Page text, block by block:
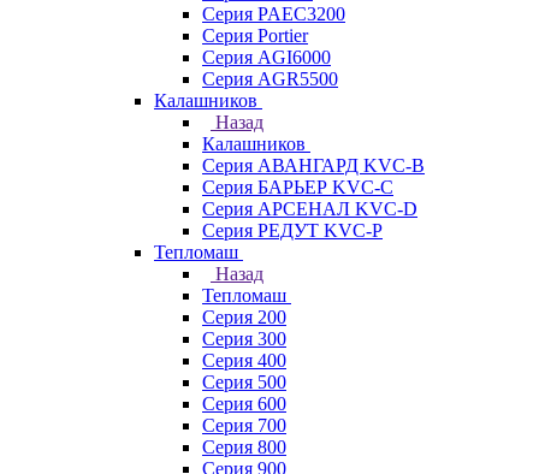
Серия PAEC3200
Серия Portier
Серия AGI6000
Серия AGR5500
Калашников
Назад
Калашников
Серия АВАНГАРД KVC-B
Серия БАРЬЕР KVC-C
Серия АРСЕНАЛ KVC-D
Серия РЕДУТ KVC-P
Тепломаш
Назад
Тепломаш
Серия 200
Серия 300
Серия 400
Серия 500
Серия 600
Серия 700
Серия 800
Серия 900